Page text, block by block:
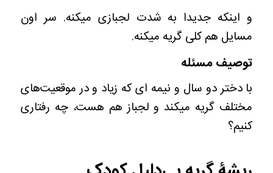
و اینکه جدیدا به شدت لجبازی میکنه. سر اون
مسایل هم کلی گریه میکنه.
توصیف مسئله
با دختر دو سال و نیمه ای که زیاد و در موقعیت‌های
مختلف گریه میکند و لجباز هم هست، چه رفتاری
کنیم؟